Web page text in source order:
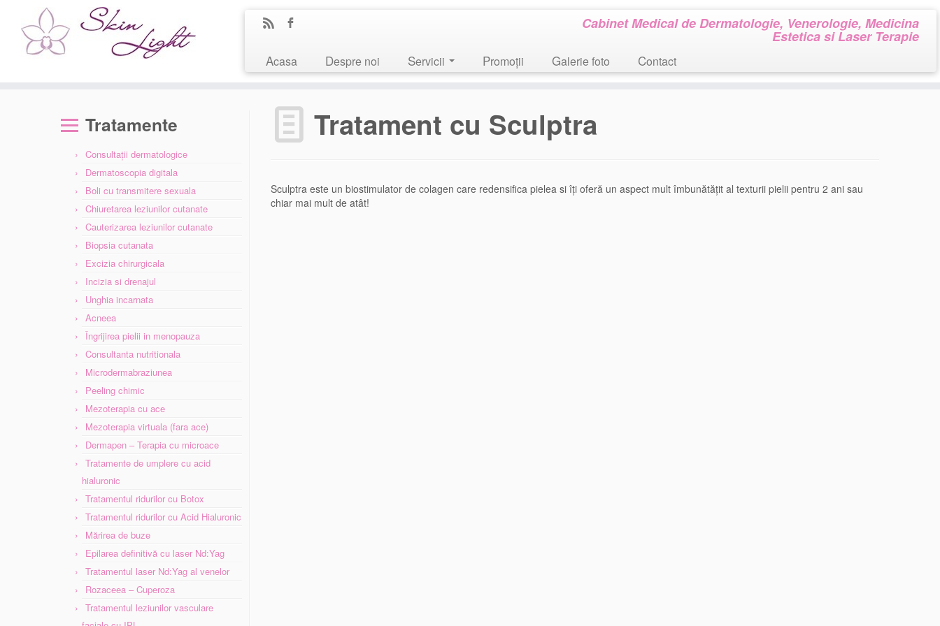
Cabinet Medical de Dermatologie, Venerologie, Medicina
Estetica si Laser Terapie
Acasa Despre noi Servicii Promoţii Galerie foto Contact
Tratamente
Consultaţii dermatologice
Dermatoscopia digitala
Boli cu transmitere sexuala
Chiuretarea leziunilor cutanate
Cauterizarea leziunilor cutanate
Biopsia cutanata
Excizia chirurgicala
Incizia si drenajul
Unghia incarnata
Acneea
Îngrijirea pielii in menopauza
Consultanta nutritionala
Microdermabraziunea
Peeling chimic
Mezoterapia cu ace
Mezoterapia virtuala (fara ace)
Dermapen – Terapia cu microace
Tratamente de umplere cu acid
hialuronic
Tratamentul ridurilor cu Botox
Tratamentul ridurilor cu Acid Hialuronic
Mărirea de buze
Epilarea definitivă cu laser Nd:Yag
Tratamentul laser Nd:Yag al venelor
Rozaceea – Cuperoza
Tratamentul leziunilor vasculare
Tratament cu Sculptra
Sculptra este un biostimulator de colagen care redensifica pielea si îți oferă un aspect mult îmbunătățit al texturii pielii pentru 2 ani sau
chiar mai mult de atât!